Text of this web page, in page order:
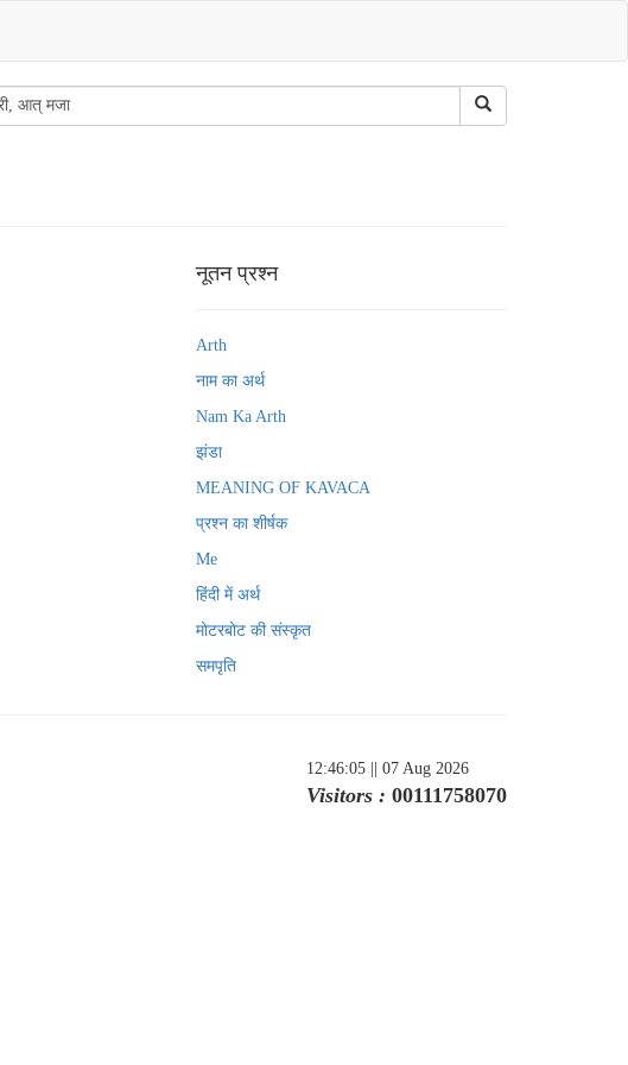
नूतन प्रश्न
Arth
नाम का अर्थ
Nam Ka Arth
झंडा
MEANING OF KAVACA
प्रश्न का शीर्षक
Me
हिंदी में अर्थ
मोटरबोट की संस्कृत
समपृति
12:46:05 || 07 Aug 2026
Visitors : 00111758070